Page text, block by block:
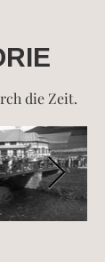
die Zeit.